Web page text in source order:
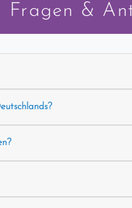
Fragen &